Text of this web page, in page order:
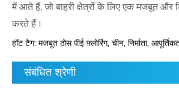
में आते हैं, जो बाहरी क्षेत्रों के लिए एक मजबूत और
करते हैं।
हॉट टैग: मजबूत ठोस पीई फ़्लोरिंग, चीन, निर्माता,
संबंधित श्रेणी